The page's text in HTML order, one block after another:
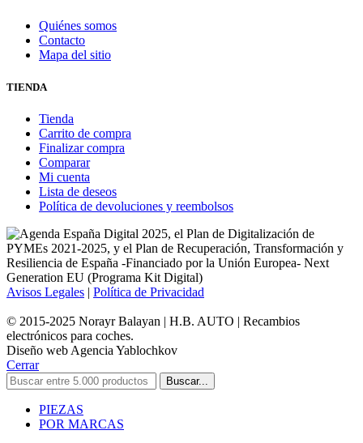
Quiénes somos
Contacto
Mapa del sitio
TIENDA
Tienda
Carrito de compra
Finalizar compra
Comparar
Mi cuenta
Lista de deseos
Política de devoluciones y reembolsos
Avisos Legales | Política de Privacidad
© 2015-2025 Norayr Balayan | H.B. AUTO | Recambios
electrónicos para coches.
Diseño web Agencia Yablochkov
Cerrar
Buscar...
PIEZAS
POR MARCAS